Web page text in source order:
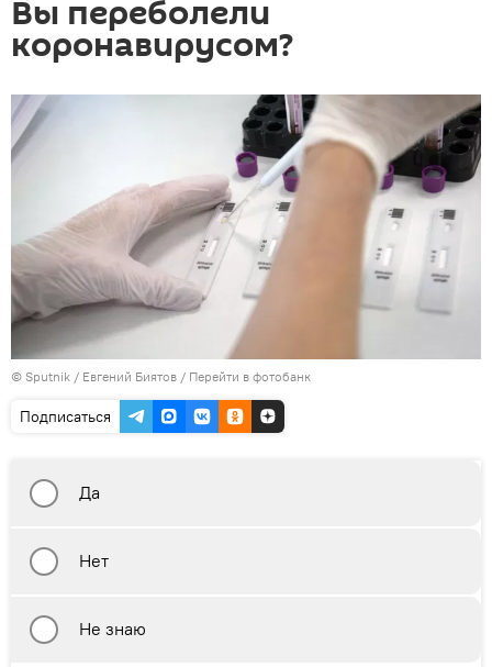
Вы переболели
коронавирусом?
© Sputnik / Евгений Биятов / Перейти в фотобанк
Подписаться
Да
Нет
Не знаю